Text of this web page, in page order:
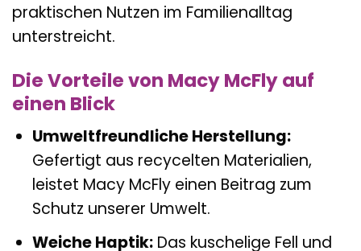
praktischen Nutzen im Familienalltag
unterstreicht.
Die Vorteile von Macy McFly auf
einen Blick
Umweltfreundliche Herstellung:
Gefertigt aus recycelten Materialien,
leistet Macy McFly einen Beitrag zum
Schutz unserer Umwelt.
Weiche Haptik:Das kuschelige Fell und